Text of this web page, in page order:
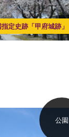
定史跡「甲府城跡」
公園